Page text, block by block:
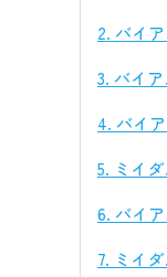
2. バイ
3. バイ
4. バイ
5. ミイ
6. バイ
7. ミイ